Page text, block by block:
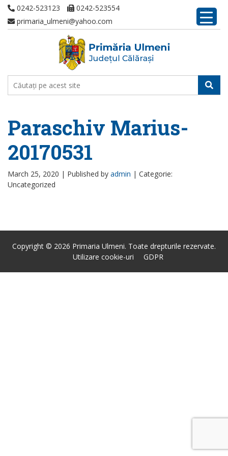
0242-523123
0242-523554
primaria_ulmeni@yahoo.com
Paraschiv Marius-
20170531
March 25, 2020 | Published by admin | Categorie:
Uncategorized
Copyright © 2026 Primaria Ulmeni. Toate drepturile rezervate.
Utilizare cookie-uri
GDPR